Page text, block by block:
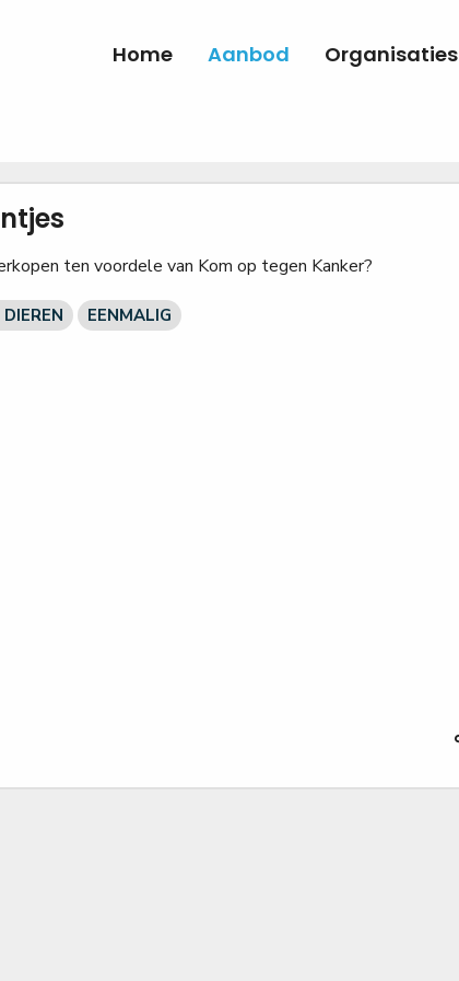
Home Aanbod Organisaties
ten voordele van Kom op tegen Kanker?
EENMALIG